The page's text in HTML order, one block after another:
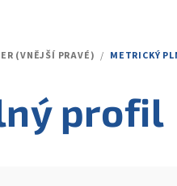
(VNĚJŠÍ PRAVÉ) / METRICKÝ
profil